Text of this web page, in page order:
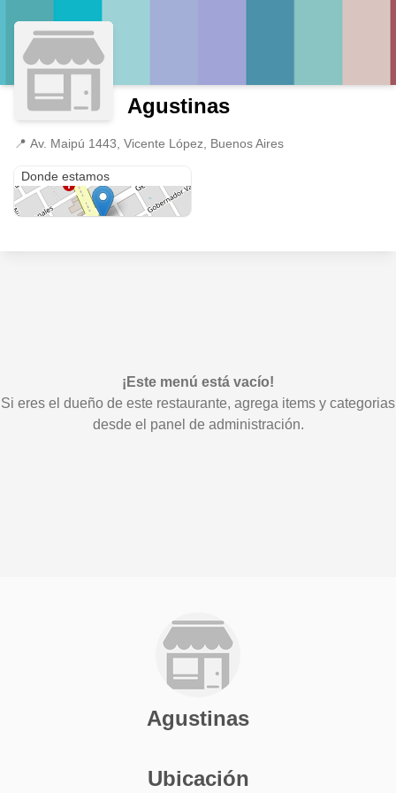
Agustinas
📍 Av. Maipú 1443, Vicente López, Buenos Aires
Donde estamos
¡Este menú está vacío!
Si eres el dueño de este restaurante, agrega items y categorias
desde el panel de administración.
Agustinas
Ubicación